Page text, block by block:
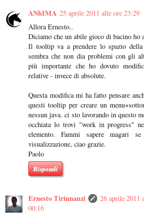
ANhIMA 25 aprile 2011 alle ore 23:29
Allora Ernesto..
Diciamo che un abile gioco di bacino
Il tooltip va a prendere lo spazio
sembra che non dia problemi con gli
più importante che ho dovuto
relative - invece di absolute.
Questa modifica mi ha fatto pensare
questi tooltip per creare un
nessun java. ci sto lavorando in questo
occhiata lo trovi "work in progress"
elemento. Fammi sapere magari
visualizzazione, ciao grazie.
Paolo
Rispondi
Ernesto Tirinnanzi
26 aprile 2011
00:16